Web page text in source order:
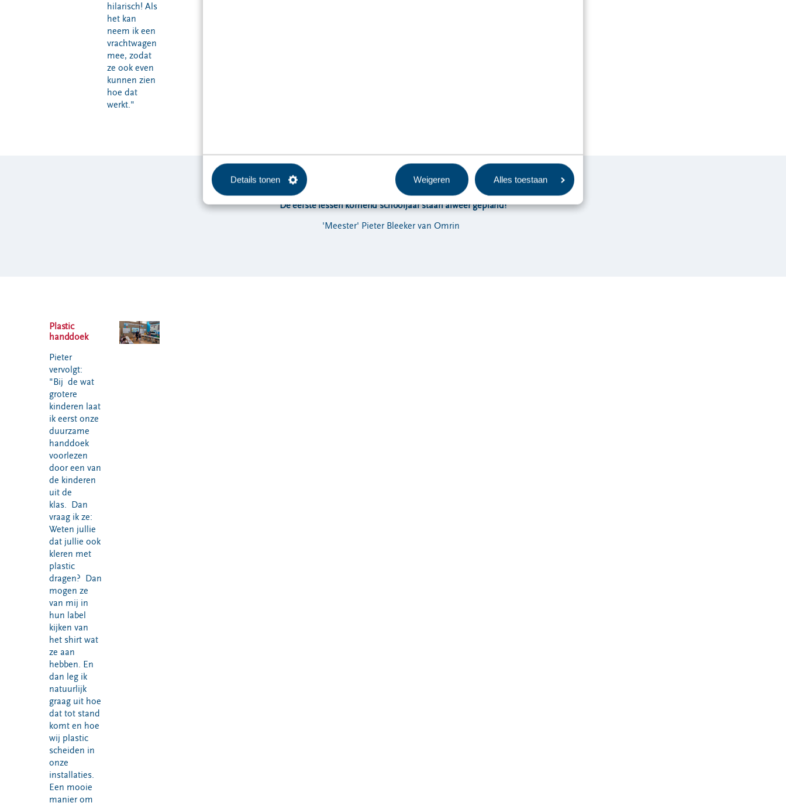
Details tonen Weigeren Alles toestaan
hilarisch! Als
het kan
neem ik een
vrachtwagen
mee, zodat
ze ook even
kunnen zien
hoe dat
werkt."
"De eerste lessen komend schooljaar staan alweer gepland!"
'Meester' Pieter Bleeker van Omrin
Plastic
handdoek
Pieter
vervolgt:
"Bij de wat
grotere
kinderen laat
ik eerst onze
duurzame
handdoek
voorlezen
door een van
de kinderen
uit de
klas. Dan
vraag ik ze:
Weten jullie
dat jullie ook
kleren met
plastic
dragen? Dan
mogen ze
van mij in
hun label
kijken van
het shirt wat
ze aan
hebben. En
dan leg ik
natuurlijk
graag uit hoe
dat tot stand
komt en hoe
wij plastic
scheiden in
onze
installaties.
Een mooie
manier om